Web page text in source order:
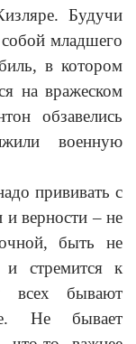
Будучи
младшего
в котором
на вражеском
обзавелись
военную
прививать с
и верности – не
быть не
и стремится к
всех бывают
Не бывает